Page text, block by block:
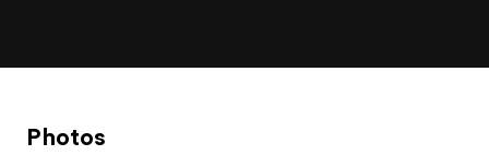
Photos